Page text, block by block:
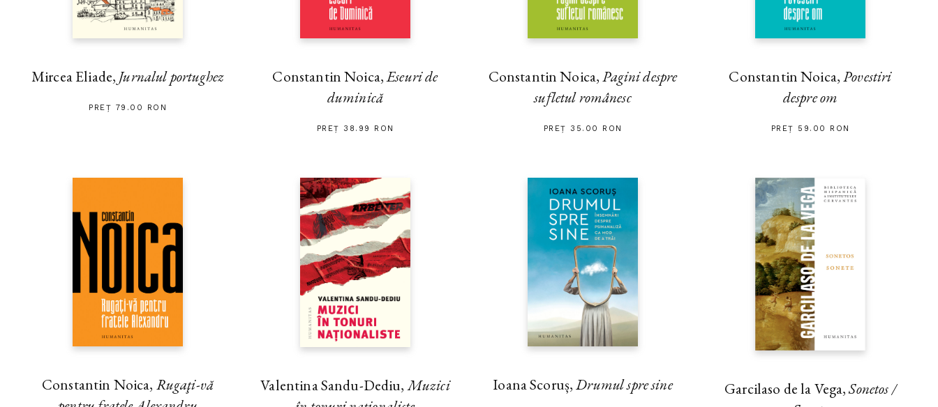
Mircea Eliade, Jurnalul portughez
PREȚ 79.00 RON
Constantin Noica,Eseuri de
duminică
PREȚ 38.99 RON
Constantin Noica,Pagini despre
sufletul românesc
PREȚ 35.00 RON
Constantin Noica,Povestiri
despre om
PREȚ 59.00 RON
Constantin Noica, Rugaţi-vă
Valentina Sandu-Dediu,Muzici
Ioana Scoruș,Drumul spre sine Garcilaso de la Vega,Sonetos /